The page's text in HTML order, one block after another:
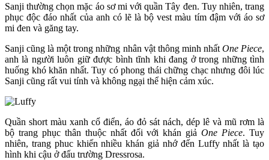
Sanji thường chọn mặc áo sơ mi với quần Tây đen. Tuy nhiên, trang
phục độc đáo nhất của anh có lẽ là bộ vest màu tím đậm với áo sơ
mi đen và găng tay.
Sanji cũng là một trong những nhân vật thông minh nhất One Piece,
anh là người luôn giữ được bình tĩnh khi đang ở trong những tình
huống khó khăn nhất. Tuy có phong thái chững chạc nhưng đôi lúc
Sanji cũng rất vui tính và không ngại thể hiện cảm xúc.
Quần short màu xanh cổ điển, áo đỏ sát nách, dép lê và mũ rơm là
bộ trang phục thân thuộc nhất đối với khán giảOne Piece. Tuy
nhiên, trang phuc khiến nhiều khán giả nhớ đến Luffy nhất là tạo
hình khi cậu ở đấu trường Dressrosa.